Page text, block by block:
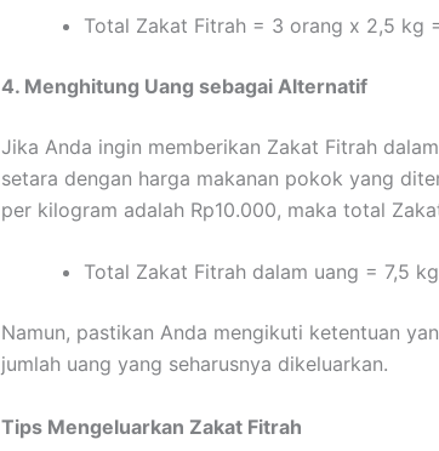
Total Zakat Fitrah = 3 orang x 2,5 kg
4. Menghitung Uang sebagai Alternatif
Jika Anda ingin memberikan Zakat Fitrah
setara dengan harga makanan pokok yang
per kilogram adalah Rp10.000, maka total
Total Zakat Fitrah dalam uang = 7,5
Namun, pastikan Anda mengikuti ketentuan
jumlah uang yang seharusnya dikeluarkan.
Tips Mengeluarkan Zakat Fitrah